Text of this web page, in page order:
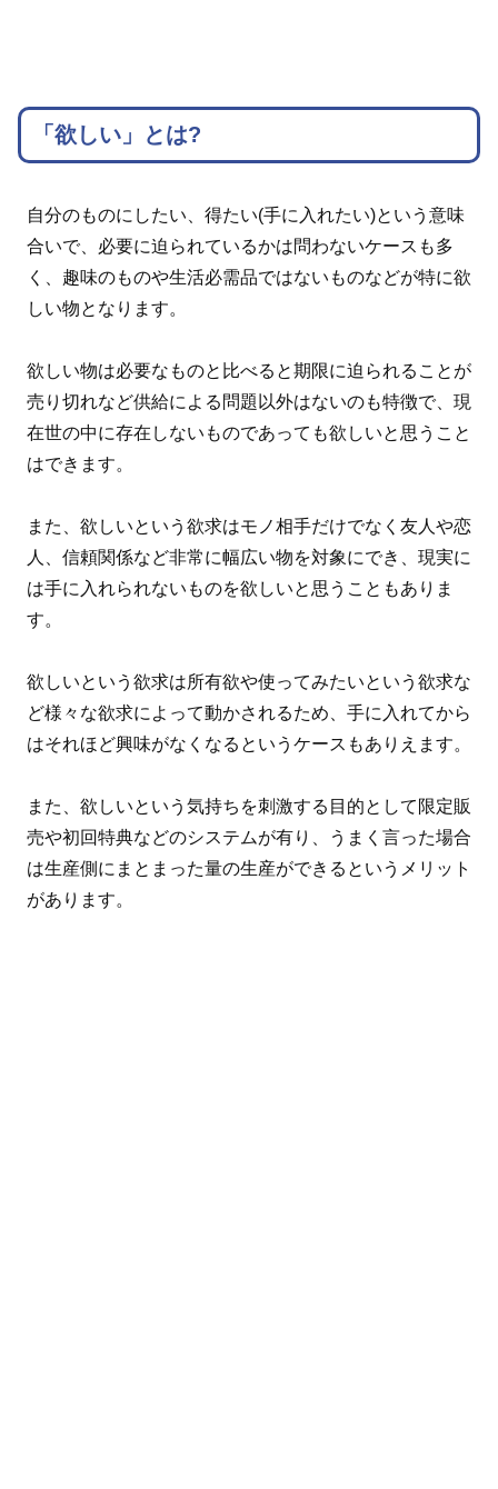
「欲しい」とは?
自分のものにしたい、得たい(手に入れたい)という意味
合いで、必要に迫られているかは問わないケースも多
く、趣味のものや生活必需品ではないものなどが特に欲
しい物となります。
欲しい物は必要なものと比べると期限に迫られることが
売り切れなど供給による問題以外はないのも特徴で、現
在世の中に存在しないものであっても欲しいと思うこと
はできます。
また、欲しいという欲求はモノ相手だけでなく友人や恋
人、信頼関係など非常に幅広い物を対象にでき、現実に
は手に入れられないものを欲しいと思うこともありま
す。
欲しいという欲求は所有欲や使ってみたいという欲求な
ど様々な欲求によって動かされるため、手に入れてから
はそれほど興味がなくなるというケースもありえます。
また、欲しいという気持ちを刺激する目的として限定販
売や初回特典などのシステムが有り、うまく言った場合
は生産側にまとまった量の生産ができるというメリット
があります。